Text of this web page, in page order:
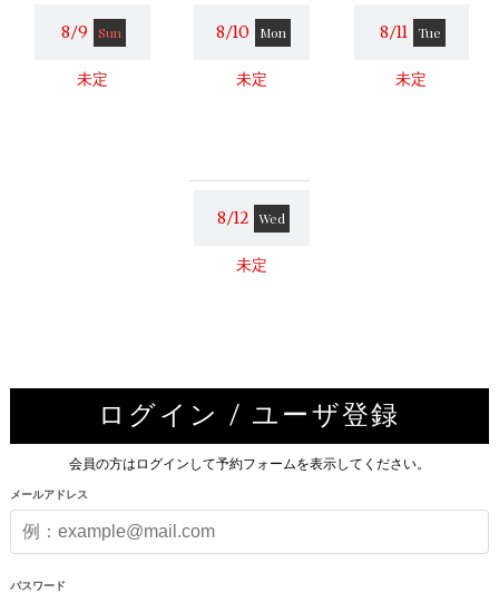
8/9 Sun
未定
8/10 Mon
未定
8/11 Tue
未定
8/12 Wed
未定
ログイン / ユーザ登録
会員の方はログインして予約フォームを表示してください。
メールアドレス
パスワード